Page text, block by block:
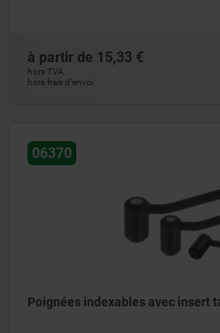
à partir de 15,33 €
hors TVA
hors frais d’envoi
06370
Poignées indexables avec insert